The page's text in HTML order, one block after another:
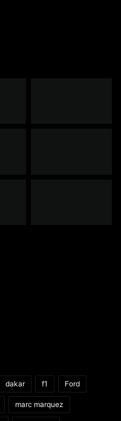
dakar f1 Ford
marc marquez